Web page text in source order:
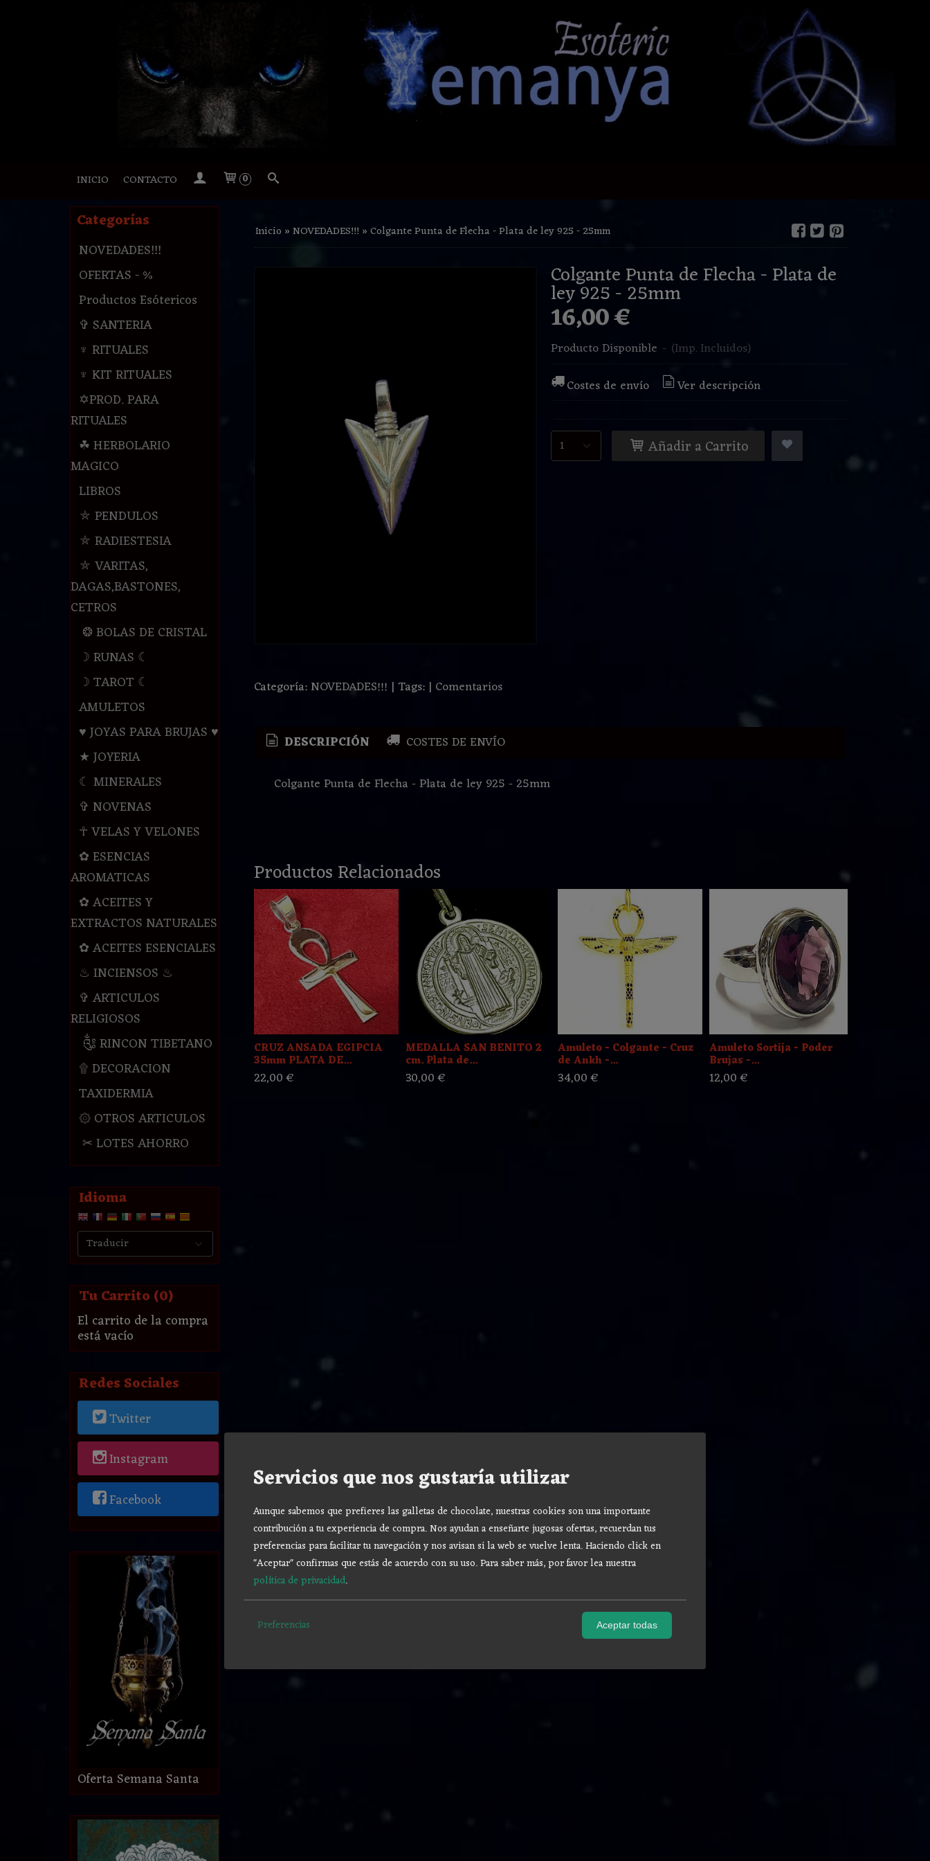
INICIO CONTACTO 0
Categorías
NOVEDADES!!!
OFERTAS - %
Productos Esótericos
✞ SANTERIA
♆ RITUALES
♆ KIT RITUALES
✡PROD. PARA
RITUALES
☘ HERBOLARIO
MAGICO
LIBROS
⛤ PENDULOS
⛤ RADIESTESIA
⛤ VARITAS,
DAGAS,BASTONES,
CETROS
❂ BOLAS DE CRISTAL
☽ RUNAS ☾
☽ TAROT ☾
AMULETOS
♥ JOYAS PARA BRUJAS ♥
★ JOYERIA
☾ MINERALES
✞ NOVENAS
☥ VELAS Y VELONES
✿ ESENCIAS
AROMATICAS
✿ ACEITES Y
EXTRACTOS NATURALES
✿ ACEITES ESENCIALES
♨ INCIENSOS ♨
✞ ARTICULOS
RELIGIOSOS
༃ RINCON TIBETANO
۩ DECORACION
TAXIDERMIA
۞ OTROS ARTICULOS
✂ LOTES AHORRO
Idioma
Tu Carrito (0)
El carrito de la compra
está vacío
Redes Sociales
Twitter
Instagram
Facebook
Oferta Semana Santa
Inicio »NOVEDADES!!! »Colgante Punta de Flecha - Plata de ley 925 - 25mm
Colgante Punta de Flecha - Plata de
ley 925 - 25mm
16,00 €
Producto Disponible - (Imp. Incluidos)
Costes de envío
Ver descripción
Añadir a Carrito
Categoría:NOVEDADES!!! | Tags: | Comentarios
DESCRIPCIÓN COSTES DE ENVÍO
Colgante Punta de Flecha - Plata de ley 925 - 25mm
Productos Relacionados
CRUZ ANSADA EGIPCIA
35mm PLATA DE...
22,00 €
MEDALLA SAN BENITO 2
cm. Plata de...
30,00 €
Amuleto - Colgante - Cruz
de Ankh -...
34,00 €
Amuleto Sortija - Poder
Brujas -...
12,00 €
Servicios que nos gustaría utilizar
Aunque sabemos que prefieres las galletas de chocolate, nuestras cookies son una importante
contribución a tu experiencia de compra. Nos ayudan a enseñarte jugosas ofertas, recuerdan tus
preferencias para facilitar tu navegación y nos avisan si la web se vuelve lenta. Haciendo click en
"Aceptar" confirmas que estás de acuerdo con su uso.Para saber más, por favor lea nuestra
política de privacidad.
Preferencias Aceptar todas